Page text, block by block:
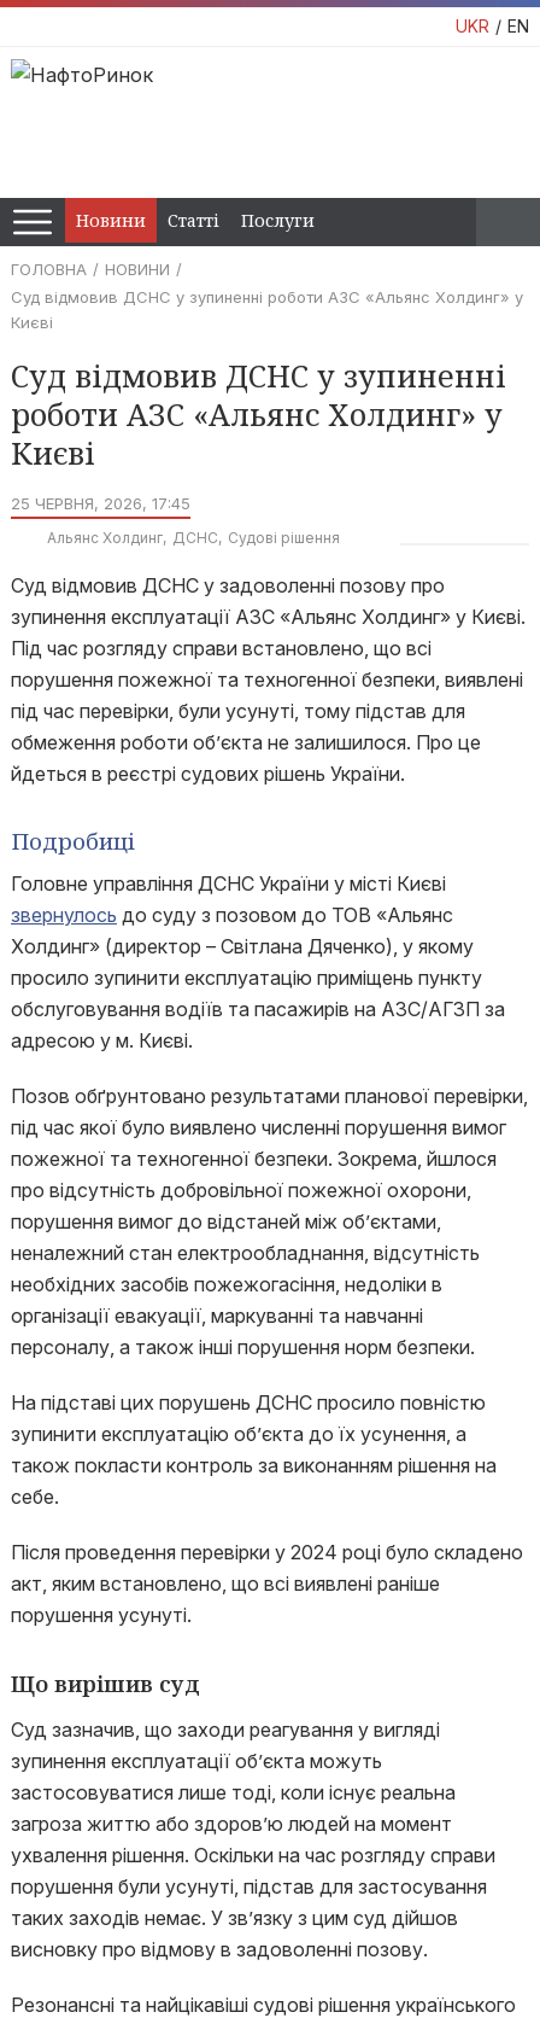
UKR EN
Новини Статті Послуги
ГОЛОВНА
НОВИНИ
Суд відмовив ДСНС у зупиненні роботи АЗС «Альянс Холдинг» у
Києві
Суд відмовив ДСНС у зупиненні
роботи АЗС «Альянс Холдинг» у
Києві
25 ЧЕРВНЯ, 2026, 17:45
Альянс Холдинг ДСНС Судові рішення
Суд відмовив ДСНС у задоволенні позову про
зупинення експлуатації АЗС «Альянс Холдинг» у Києві.
Під час розгляду справи встановлено, що всі
порушення пожежної та техногенної безпеки, виявлені
під час перевірки, були усунуті, тому підстав для
обмеження роботи об’єкта не залишилося. Про це
йдеться в реєстрі судових рішень України.
Подробиці
Головне управління ДСНС України у місті Києві
звернулось до суду з позовом до ТОВ «Альянс
Холдинг» (директор – Світлана Дяченко), у якому
просило зупинити експлуатацію приміщень пункту
обслуговування водіїв та пасажирів на АЗС/АГЗП за
адресою у м. Києві.
Позов обґрунтовано результатами планової перевірки,
під час якої було виявлено численні порушення вимог
пожежної та техногенної безпеки. Зокрема, йшлося
про відсутність добровільної пожежної охорони,
порушення вимог до відстаней між об’єктами,
неналежний стан електрообладнання, відсутність
необхідних засобів пожежогасіння, недоліки в
організації евакуації, маркуванні та навчанні
персоналу, а також інші порушення норм безпеки.
На підставі цих порушень ДСНС просило повністю
зупинити експлуатацію об’єкта до їх усунення, а
також покласти контроль за виконанням рішення на
себе.
Після проведення перевірки у 2024 році було складено
акт, яким встановлено, що всі виявлені раніше
порушення усунуті.
Що вирішив суд
Суд зазначив, що заходи реагування у вигляді
зупинення експлуатації об’єкта можуть
застосовуватися лише тоді, коли існує реальна
загроза життю або здоров’ю людей на момент
ухвалення рішення. Оскільки на час розгляду справи
порушення були усунуті, підстав для застосування
таких заходів немає. У зв’язку з цим суд дійшов
висновку про відмову в задоволенні позову.
Резонансні та найцікавіші судові рішення українського